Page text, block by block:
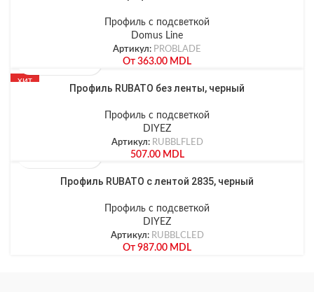
Профиль с подсветкой
Domus Line
Артикул: PROBLADE
От 363.00 MDL
ХИТ
Профиль RUBATO без ленты, черный
Профиль с подсветкой
DIYEZ
Артикул: RUBBLFLED
507.00 MDL
Профиль RUBATO с лентой 2835, черный
Профиль с подсветкой
DIYEZ
Артикул: RUBBLCLED
От 987.00 MDL